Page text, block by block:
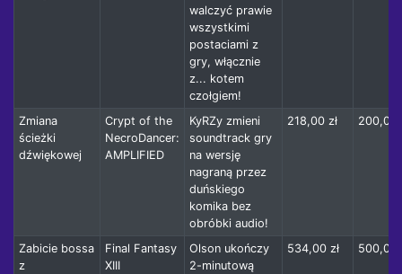
walczyć prawie
wszystkimi
postaciami z
gry, włącznie
z... kotem
czołgiem!
Zmiana
ścieżki
dźwiękowej
Crypt of the
NecroDancer:
AMPLIFIED
KyRZy zmieni
soundtrack gry
na wersję
nagraną przez
duńskiego
komika bez
obróbki audio!
218,00 zł 200,00
Zabicie bossa
z
Final Fantasy
XIII
Olson ukończy
2-minutową
534,00 zł 500,00